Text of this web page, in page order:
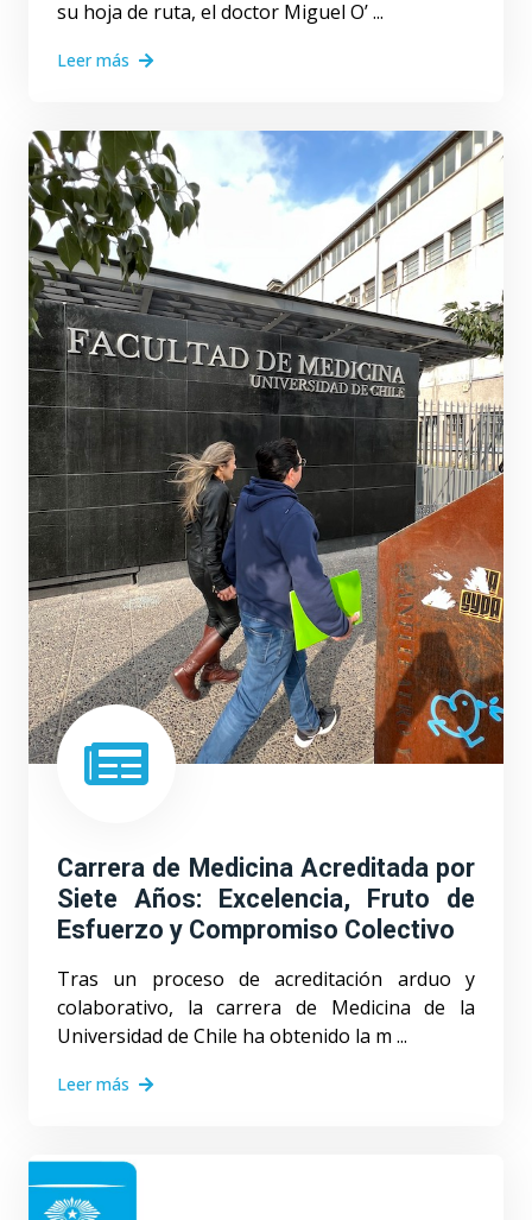
su hoja de ruta, el doctor Miguel O’ ...
Leer más
Carrera de Medicina Acreditada por
Siete Años: Excelencia, Fruto de
Esfuerzo y Compromiso Colectivo
Tras un proceso de acreditación arduo y
colaborativo, la carrera de Medicina de la
Universidad de Chile ha obtenido la m ...
Leer más